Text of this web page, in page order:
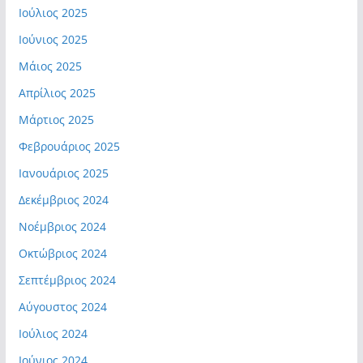
Ιούλιος 2025
Ιούνιος 2025
Μάιος 2025
Απρίλιος 2025
Μάρτιος 2025
Φεβρουάριος 2025
Ιανουάριος 2025
Δεκέμβριος 2024
Νοέμβριος 2024
Οκτώβριος 2024
Σεπτέμβριος 2024
Αύγουστος 2024
Ιούλιος 2024